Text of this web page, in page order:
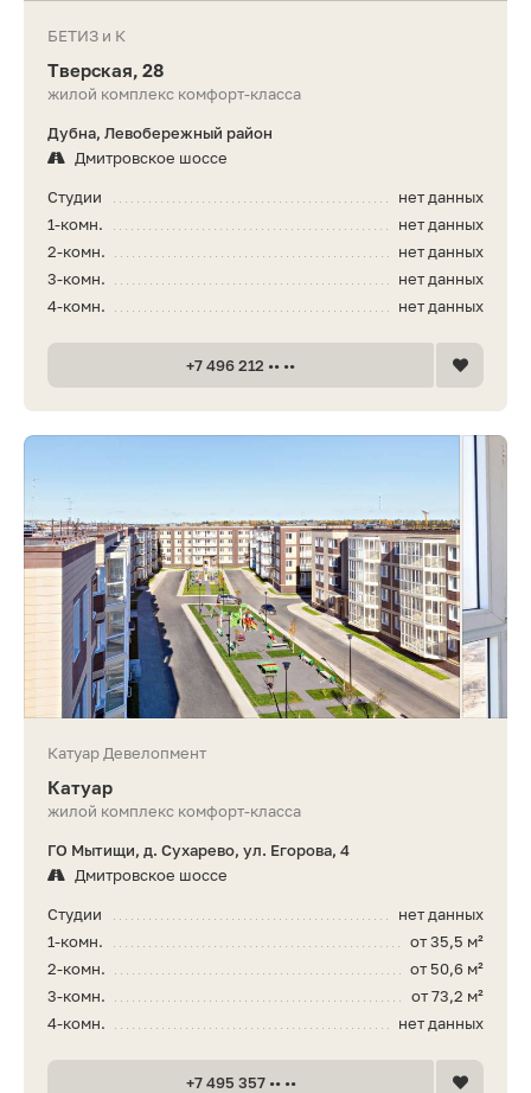
БЕТИЗ и К
Тверская, 28
жилой комплекс комфорт-класса
Дубна, Левобережный район
Дмитровское шоссе
нет данных
Студии
нет данных
1-комн.
нет данных
2-комн.
нет данных
3-комн.
нет данных
4-комн.
+7 496 212 •• ••
Катуар Девелопмент
Катуар
жилой комплекс комфорт-класса
ГО Мытищи, д. Сухарево, ул. Егорова, 4
Дмитровское шоссе
нет данных
Студии
от 35,5 м²
1-комн.
от 50,6 м²
2-комн.
от 73,2 м²
3-комн.
нет данных
4-комн.
+7 495 357 •• ••